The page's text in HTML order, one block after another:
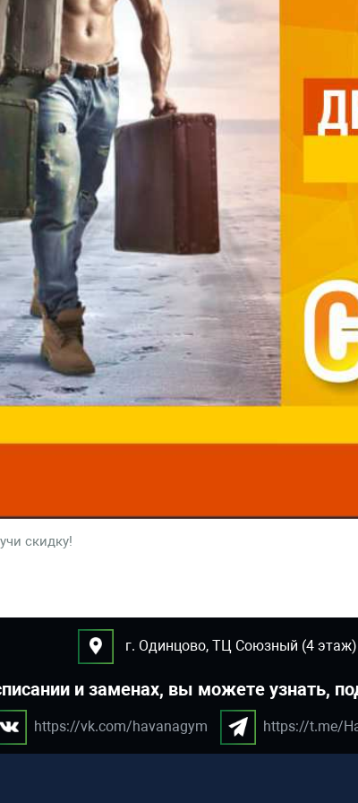
скидку!
г. Одинцово, ТЦ Союзный (4 этаж)
и заменах, вы можете узнать,
https://vk.com/havanagym https://t.me/